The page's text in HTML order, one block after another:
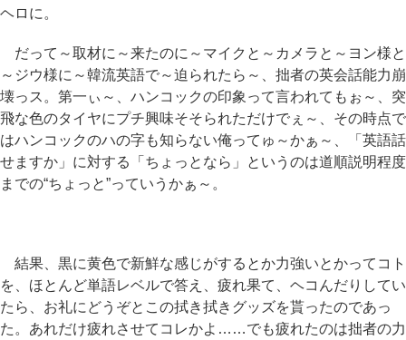
ヘロに。
だって～取材に～来たのに～マイクと～カメラと～ヨン様と
～ジウ様に～韓流英語で～迫られたら～、拙者の英会話能力崩
壊っス。第一ぃ～、ハンコックの印象って言われてもぉ～、突
飛な色のタイヤにプチ興味そそられただけでぇ～、その時点で
はハンコックのハの字も知らない俺ってゅ～かぁ～、「英語話
せますか」に対する「ちょっとなら」というのは道順説明程度
までの“ちょっと”っていうかぁ～。
結果、黒に黄色で新鮮な感じがするとか力強いとかってコト
を、ほとんど単語レベルで答え、疲れ果て、ヘコんだりしてい
たら、お礼にどうぞとこの拭き拭きグッズを貰ったのであっ
た。あれだけ疲れさせてコレかよ……でも疲れたのは拙者の力